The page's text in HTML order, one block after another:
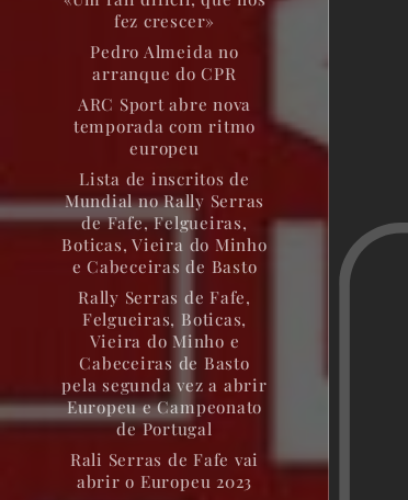
fez crescer»
Pedro Almeida no
arranque do CPR
ARC Sport abre nova
temporada com ritmo
europeu
Lista de inscritos de
Mundial no Rally Serras
de Fafe, Felgueiras,
Boticas, Vieira do Minho
e Cabeceiras de Basto
Rally Serras de Fafe,
Felgueiras, Boticas,
Vieira do Minho e
Cabeceiras de Basto
pela segunda vez a abrir
Europeu e Campeonato
de Portugal
Rali Serras de Fafe vai
abrir o Europeu 2023